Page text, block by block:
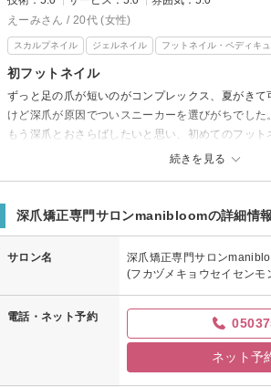
思いますので、通うのは大変ですが頑張っていき
えーみさん / 20代 (女性)
スカルプネイル ジェルネイル フットネイル・ペディキ
初フットネイル
続きを見る
ずっと足の爪が短いのがコンプレックス、夏がき
けど深爪が原因でついスニーカーを選びがちでした。
もう深爪とおさらばしたいと思い、初めてのフット
短かった足の爪が伸びて、更にカラーも入れてもら
深爪矯正専門サロンmanibloomからの返信
えーみ様
先日は御来店頂きまして誠にありがとうございまし
また、嬉しい口コミ投稿を頂きありがとうござい
とてもお似合いでしたね！
これからも綺麗な状態をキープできるように矯正
またのご来店をスタッフ一同お待ち致しております
深爪矯正専門サロンmanibloomの詳細情報
サロン名
深爪矯正専門サロン
(フカヅメキョウセイセン
電話・ネット予約
ネット予